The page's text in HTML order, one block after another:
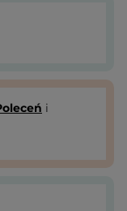
i